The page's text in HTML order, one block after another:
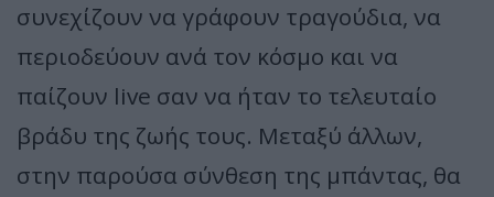
συνεχίζουν να γράφουν τραγούδια, να
περιοδεύουν ανά τον κόσμο και να
παίζουν live σαν να ήταν το τελευταίο
βράδυ της ζωής τους. Μεταξύ άλλων,
στην παρούσα σύνθεση της μπάντας, θα